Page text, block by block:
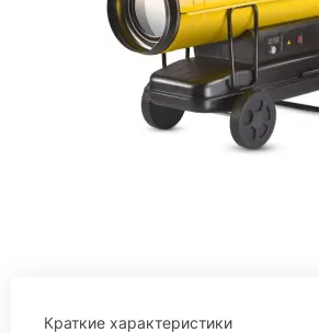
Краткие характеристики